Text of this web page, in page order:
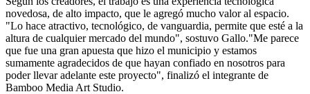
novedosa, de alto impacto, que le agregó mucho valor al espacio.
"Lo hace atractivo, tecnológico, de vanguardia, permite que esté a la
altura de cualquier mercado del mundo", sostuvo Gallo."Me parece
que fue una gran apuesta que hizo el municipio y estamos
sumamente agradecidos de que hayan confiado en nosotros para
poder llevar adelante este proyecto", finalizó el integrante de
Bamboo Media Art Studio.